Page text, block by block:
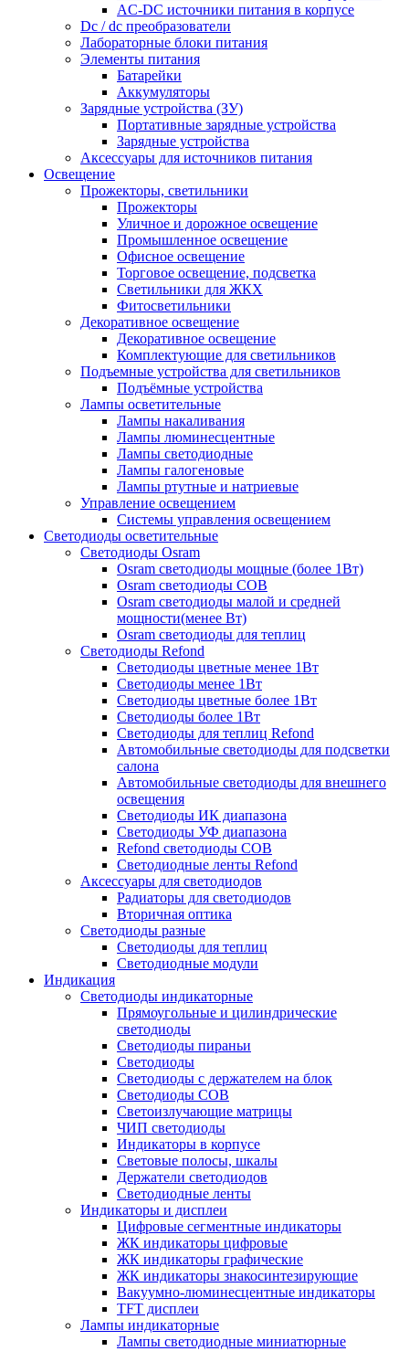
AC-DC источники питания в корпусе
Dc / dc преобразователи
Лабораторные блоки питания
Элементы питания
Батарейки
Аккумуляторы
Зарядные устройства (ЗУ)
Портативные зарядные устройства
Зарядные устройства
Аксессуары для источников питания
Освещение
Прожекторы, светильники
Прожекторы
Уличное и дорожное освещение
Промышленное освещение
Офисное освещение
Торговое освещение, подсветка
Светильники для ЖКХ
Фитосветильники
Декоративное освещение
Декоративное освещение
Комплектующие для светильников
Подъемные устройства для светильников
Подъёмные устройства
Лампы осветительные
Лампы накаливания
Лампы люминесцентные
Лампы светодиодные
Лампы галогеновые
Лампы ртутные и натриевые
Управление освещением
Системы управления освещением
Светодиоды осветительные
Светодиоды Osram
Osram светодиоды мощные (более 1Вт)
Osram светодиоды COB
Osram светодиоды малой и средней
мощности(менее Вт)
Osram светодиоды для теплиц
Светодиоды Refond
Светодиоды цветные менее 1Вт
Светодиоды менее 1Вт
Светодиоды цветные более 1Вт
Светодиоды более 1Вт
Светодиоды для теплиц Refond
Автомобильные светодиоды для подсветки
салона
Автомобильные светодиоды для внешнего
освещения
Светодиоды ИК диапазона
Светодиоды УФ диапазона
Refond светодиоды COB
Светодиодные ленты Refond
Аксессуары для светодиодов
Радиаторы для светодиодов
Вторичная оптика
Светодиоды разные
Светодиоды для теплиц
Светодиодные модули
Индикация
Светодиоды индикаторные
Прямоугольные и цилиндрические
светодиоды
Светодиоды пираньи
Светодиоды
Светодиоды с держателем на блок
Светодиоды COB
Светоизлучающие матрицы
ЧИП светодиоды
Индикаторы в корпусе
Световые полосы, шкалы
Держатели светодиодов
Светодиодные ленты
Индикаторы и дисплеи
Цифровые сегментные индикаторы
ЖК индикаторы цифровые
ЖК индикаторы графические
ЖК индикаторы знакосинтезирующие
Вакуумно-люминесцентные индикаторы
TFT дисплеи
Лампы индикаторные
Лампы светодиодные миниатюрные